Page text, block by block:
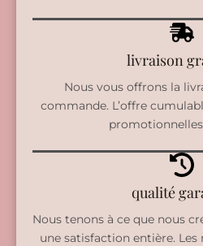
livraison
Nous vous offrons la
commande. L’offre
qualité
Nous tenons à ce que nous
une satisfaction entière.